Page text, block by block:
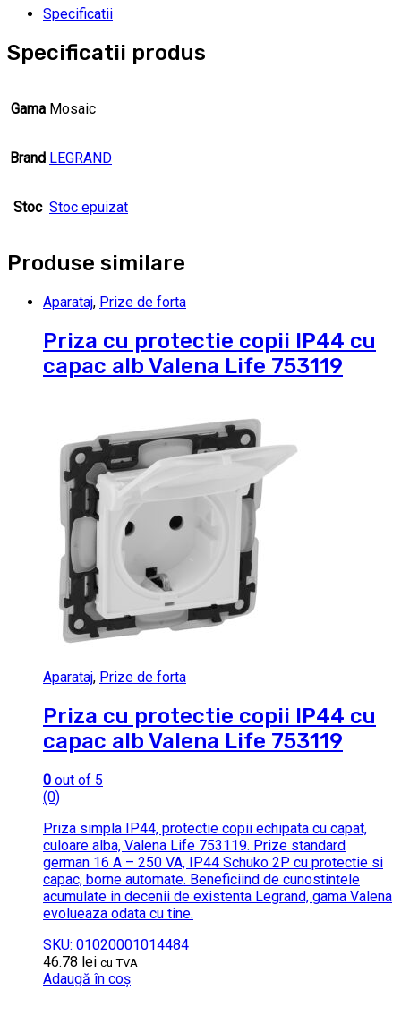
Specificatii
Specificatii produs
Gama Mosaic
Brand LEGRAND
Stoc Stoc epuizat
Produse similare
Aparataj, Prize de forta
Priza cu protectie copii IP44 cu
capac alb Valena Life 753119
Aparataj, Prize de forta
Priza cu protectie copii IP44 cu
capac alb Valena Life 753119
0 out of 5
(0)
Priza simpla IP44, protectie copii echipata cu capat,
culoare alba, Valena Life 753119. Prize standard
german 16 A – 250 VA, IP44 Schuko 2P cu protectie si
capac, borne automate. Beneficiind de cunostintele
acumulate in decenii de existenta Legrand, gama Valena
evolueaza odata cu tine.
SKU: 01020001014484
46.78 lei cu TVA
Adaugă în coș